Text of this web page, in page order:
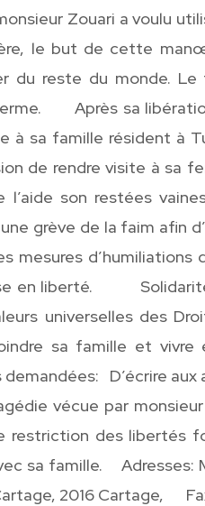
Zouari a voulu
le but de cette
du reste du monde.
Après sa
à sa famille résident à
de rendre visite à sa
l’aide son restées
grève de la faim afin
mesures
en liberté.
universelles des
sa famille et
aux
vécue par
restriction des libertés
sa famille. Adresses:
2016 Cartage,